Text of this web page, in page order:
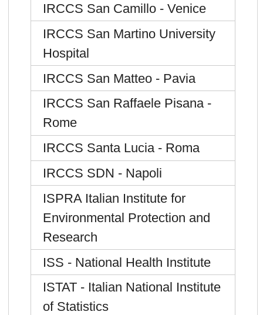
IRCCS San Camillo - Venice
IRCCS San Martino University
Hospital
IRCCS San Matteo - Pavia
IRCCS San Raffaele Pisana -
Rome
IRCCS Santa Lucia - Roma
IRCCS SDN - Napoli
ISPRA Italian Institute for
Environmental Protection and
Research
ISS - National Health Institute
ISTAT - Italian National Institute
of Statistics